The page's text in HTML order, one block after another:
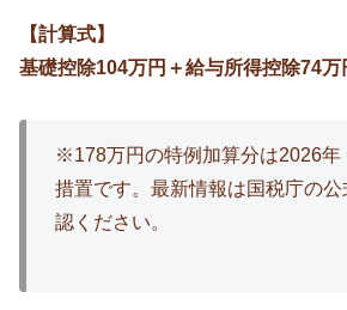
【計算式】
基礎控除104万円＋給与所得控除74万
※178万円の特例加算分は2026年
措置です。最新情報は国税庁の
認ください。